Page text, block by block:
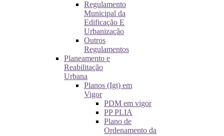
Regulamento
Municipal da
Edificação E
Urbanização
Outros
Regulamentos
Planeamento e
Reabilitação
Urbana
Planos (Igt) em
Vigor
PDM em vigor
PP PLIA
Plano de
Ordenamento da